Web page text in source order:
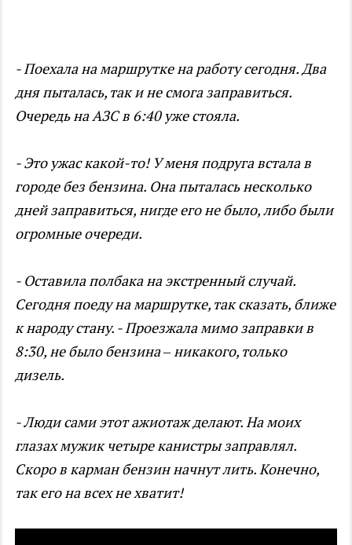
- Поехала на маршрутке на работу сегодня. Два
дня пыталась, так и не смога заправиться.
Очередь на АЗС в 6:40 уже стояла.
- Это ужас какой-то! У меня подруга встала в
городе без бензина. Она пыталась несколько
дней заправиться, нигде его не было, либо были
огромные очереди.
- Оставила полбака на экстренный случай.
Сегодня поеду на маршрутке, так сказать, ближе
к народу стану. - Проезжала мимо заправки в
8:30, не было бензина – никакого, только
дизель.
- Люди сами этот ажиотаж делают. На моих
глазах мужик четыре канистры заправлял.
Скоро в карман бензин начнут лить. Конечно,
так его на всех не хватит!